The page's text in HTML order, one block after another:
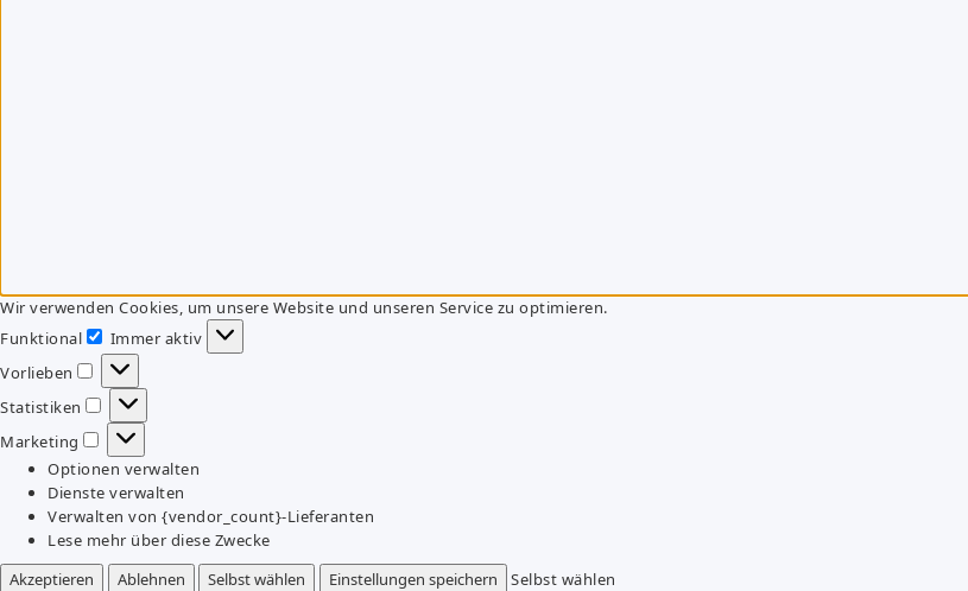
Wir verwenden Cookies, um unsere Website und unseren Service zu optimieren.
Funktional
Funktional
Immer aktiv
Vorlieben
Vorlieben
Statistiken
Statistiken
Marketing
Marketing
Optionen verwalten
Dienste verwalten
Verwalten von {vendor_count}-Lieferanten
Lese mehr über diese Zwecke
Akzeptieren
Ablehnen Selbst wählen Einstellungen speichern
Selbst wählen